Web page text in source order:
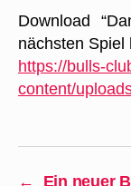
Download
nächsten Spiel
https://bulls-
content/
← Ein neuer